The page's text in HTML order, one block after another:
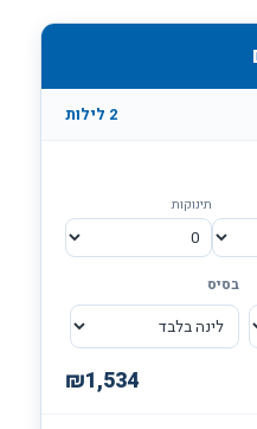
2 לילות
תינוקות
בסיס
₪1,534